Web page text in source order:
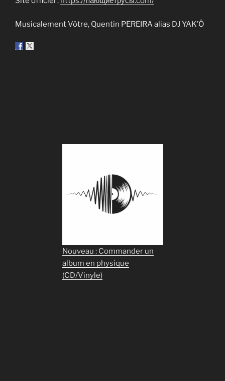
Musicalement Vôtre, Quentin PEREIRA alias DJ YAK’Ô
Nouveau : Commander un
album en physique
(CD/Vinyle)